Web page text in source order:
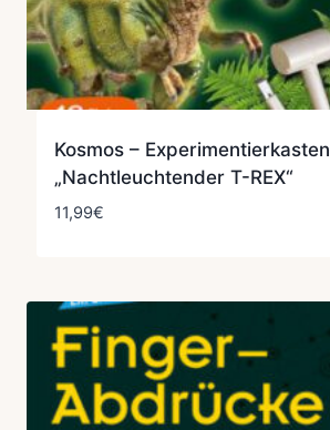
Kosmos – Experimentierkasten
„Nachtleuchtender T-REX“
11,99€